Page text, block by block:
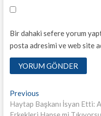
Bir dahaki sefere yorum
posta adresimi ve web site
Yazı
dolaşımı
PreviousPrevious
post:
Haytap Başkanı İsyan Etti: